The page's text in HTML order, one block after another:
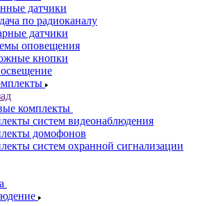
датчики
по радиоканалу
датчики
оповещения
кнопки
комплекты
систем видеонаблюдения
домофонов
систем охранной сигнализации